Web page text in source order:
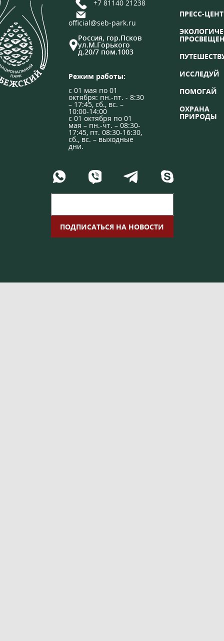
+7 81140 21238
official@seb-park.ru
Россия, гор.Псков
ул.М.Горького
д.20/7 пом.1003
Режим работы:
с 01 мая по 01
октября: пн.-пт. - 8:30
– 17:45, сб., вс. –
10:00-14:00
с 01 октября по 01
мая – пн.-чт. – 08:30-
17:45, пт. 08:30-16:30,
сб., вс. – выходные
дни.
ПРЕСС-
ИССЛЕДУЙ
ПОМОГАЙ
ОХРАНА
ПРИРОДЫ